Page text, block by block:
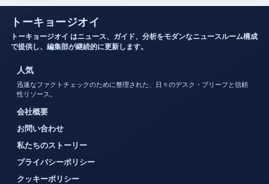
トーキョージオイ
トーキョージオイ はニュース、ガイド、分析をモダンなニュースルーム構成
で提供し、編集部が継続的に更新します。
人気
迅速なファクトチェックのために整理された、日々のデスク・ブリーフと信頼
性リソース。
会社概要
お問い合わせ
私たちのストーリー
プライバシーポリシー
クッキーポリシー